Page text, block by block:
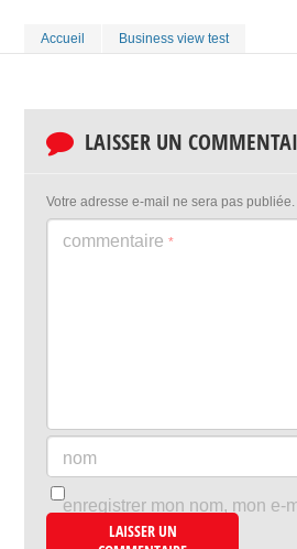
Accueil Business view test
LAISSER UN
Votre adresse e-mail ne sera pas publiée.
commentaire *
nom
enregistrer mon nom, mon e-